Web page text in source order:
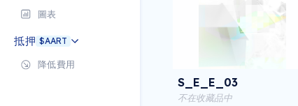
圖表
抵押 $AART
降低費用
S_E_E_03
不在收藏品中